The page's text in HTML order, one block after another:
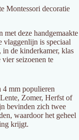
Montessori decoratie
met deze handgemaakte
vlaggenlijn is speciaal
, in de kinderkamer, klas
vierseizoenen te
4 mm populieren
Lente, Zomer, Herfst of
bevinden zich twee
, waardoorhet geheel
krijgt.